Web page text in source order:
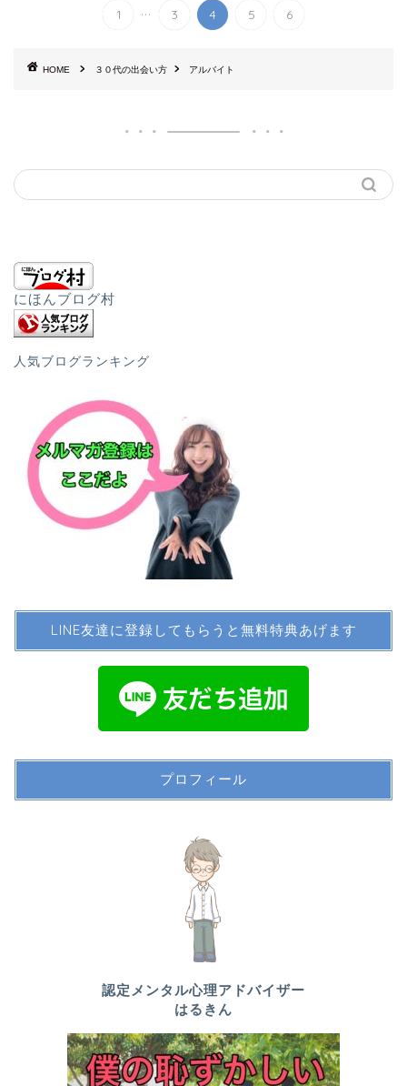
1 ... 3 4 5 6
HOME ３０代の出会い方 アルバイト
にほんブログ村
人気ブログランキング
LINE友達に登録してもらうと無料特典あげます
プロフィール
認定メンタル心理アドバイザー
はるきん